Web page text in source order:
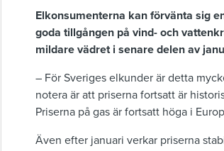
Elkonsumenterna kan förvänta sig
goda tillgången på vind- och
mildare vädret i senare delen av
– För Sveriges elkunder är detta
notera är att priserna fortsatt är
Priserna på gas är fortsatt höga i
Även efter januari verkar priserna